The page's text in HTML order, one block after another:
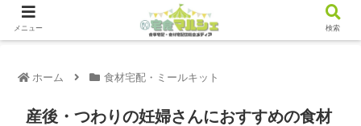
ホーム 食材宅配・ミールキット
産後・つわりの妊婦さんにおすすめの食材
メニュー 検索